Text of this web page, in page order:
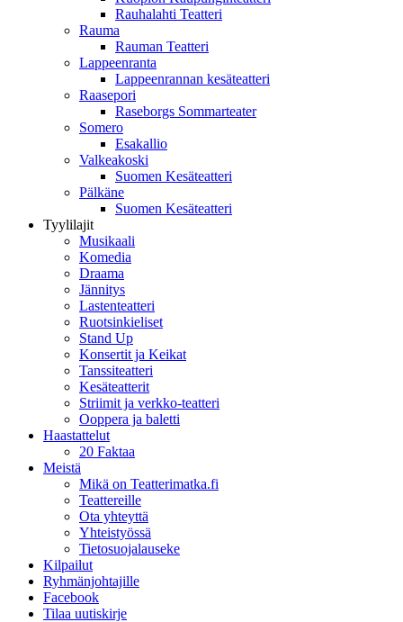
Rauhalahti Teatteri
Rauma
Rauman Teatteri
Lappeenranta
Lappeenrannan kesäteatteri
Raasepori
Raseborgs Sommarteater
Somero
Esakallio
Valkeakoski
Suomen Kesäteatteri
Pälkäne
Suomen Kesäteatteri
Tyylilajit
Musikaali
Komedia
Draama
Jännitys
Lastenteatteri
Ruotsinkieliset
Stand Up
Konsertit ja Keikat
Tanssiteatteri
Kesäteatterit
Striimit ja verkko-teatteri
Ooppera ja baletti
Haastattelut
20 Faktaa
Meistä
Mikä on Teatterimatka.fi
Teattereille
Ota yhteyttä
Yhteistyössä
Tietosuojalauseke
Kilpailut
Ryhmänjohtajille
Facebook
Tilaa uutiskirje